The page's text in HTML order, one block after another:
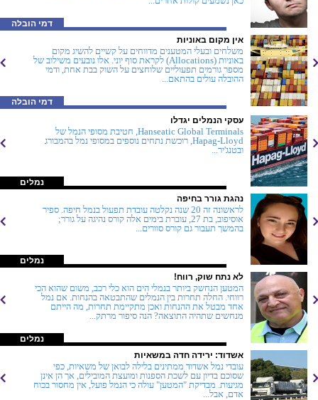
דמי הובלה
דמי הובלה
אין מקום באוניות
משלחים ובעלי המטענים מדווחים על קשיים להשיג מקום
באוניות (Allocations) לקראת סוף יוני. אלו נובעים משילוב של
מספר גורמים תפעוליים שלוחצים על השוק בבת אחת, ודמי
ההובלה עולים בהתאם...
נמלים
עסקי הנמלים יגדלו
Hanseatic Global Terminals, חטיבת מסופי הנמל של
Hapag-Lloyd, רוכשת נתחים נוספים במסופי נמל בהמבורג
ובטנג'יר...
נמלים
נהגת גורר בחיפה
לראשונה זה 20 שנה נקלטה עובדת תפעול בנמל חיפה. ספיר
אוסיפוב, בת 27, עוברת בימים אלה קורס נהיגה על גורר;
בהמשך תעבור גם קורס סוורים...
נמלים
לא נתח שוק, רווח!
המטען הנחשק ביותר בנמלי הים הוא כלי רכב, משום שהוא הכי
רווחי. החלה תחרות בין הנמלים שהתבטאה בהנחות. אם נמל
אחד מבטל את ההנחות ואכן מתקיימת תחרות, מה הייתם
מנחשים שתהיה התוצאה? הנה סיפור מרתק...
אשדוד: ירידה חדה במשאיות
עובדי נמל אשדוד ממתינים בלילה לבואן של משאיות, כפי
שסוכם בדיון עם לשכת הספנות ומועצת המובילים, אך הן אינן
מגיעות. מבדיקת "המטען" עולה כי הנמל פועל, אין מחסור בכוח
אדם, אבל...